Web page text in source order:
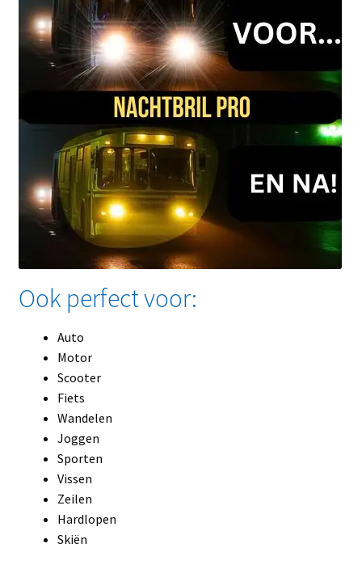
Ook perfect voor:
Auto
Motor
Scooter
Fiets
Wandelen
Joggen
Sporten
Vissen
Zeilen
Hardlopen
Skiën